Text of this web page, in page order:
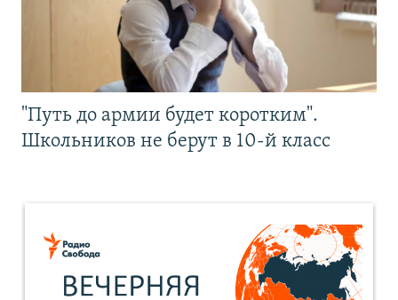
"Путь до армии будет коротким".
Школьников не берут в 10-й класс